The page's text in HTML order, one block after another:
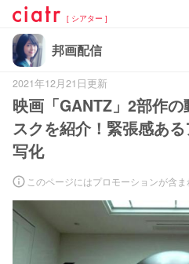
[ シアター ]
邦画配信
2021年12月21日更新
映画「GANTZ」2部作
スクを紹介！緊張感あ
写化
このページにはプロモーションが含